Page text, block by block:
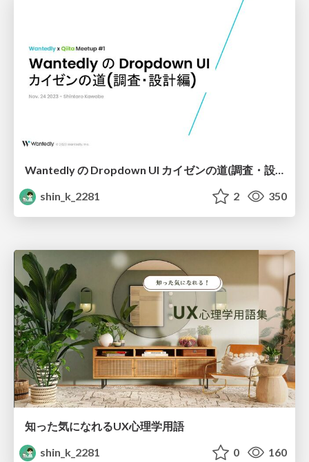
shin_k_2281
2 350
知った気になれるUX心理学用語
shin_k_2281
0 160